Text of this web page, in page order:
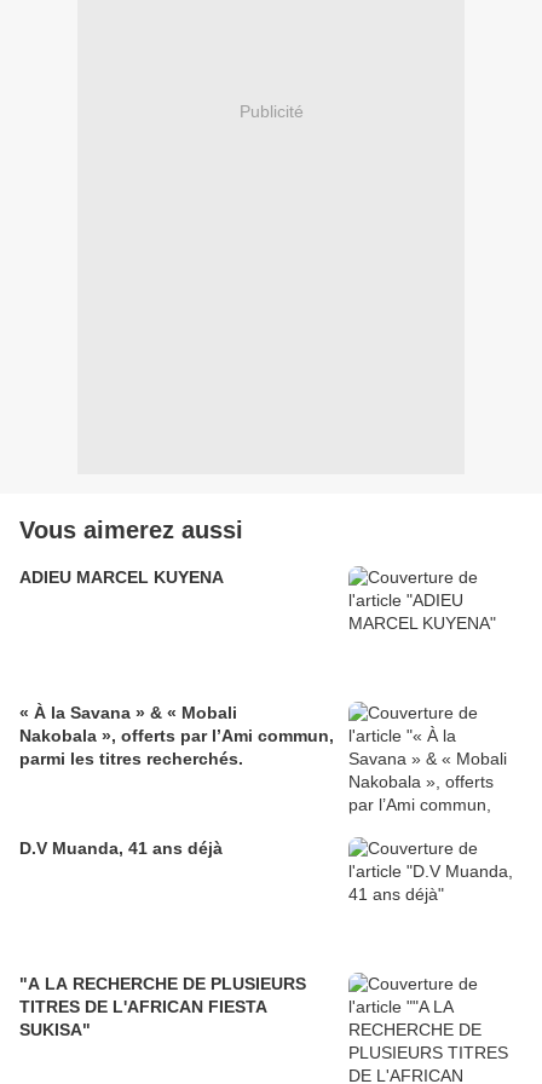
Publicité
Vous aimerez aussi
ADIEU MARCEL KUYENA
« À la Savana » & « Mobali
Nakobala », offerts par l’Ami commun,
parmi les titres recherchés.
D.V Muanda, 41 ans déjà
"A LA RECHERCHE DE PLUSIEURS
TITRES DE L'AFRICAN FIESTA
SUKISA"